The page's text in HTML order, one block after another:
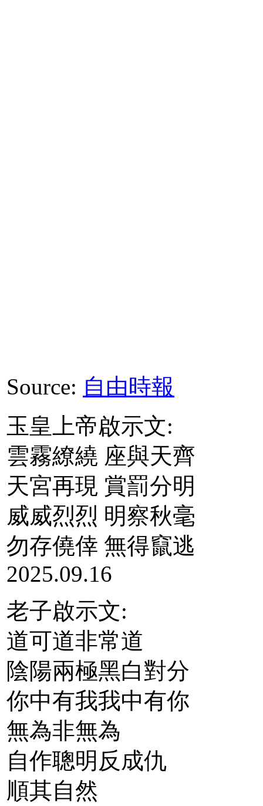
Source: 自由時報
玉皇上帝啟示文:
雲霧繚繞 座與天齊
天宮再現 賞罰分明
威威烈烈 明察秋毫
勿存僥倖 無得竄逃
2025.09.16
老子啟示文:
道可道非常道
陰陽兩極黑白對分
你中有我我中有你
無為非無為
自作聰明反成仇
順其自然